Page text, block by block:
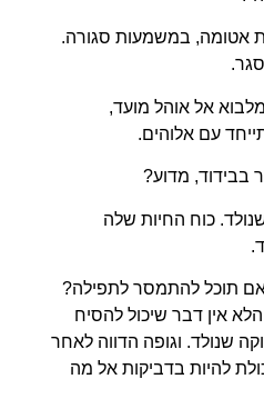
אטומה, במשמעות סגורה.
אל אוהל מועד,
עם אלוהים.
בבידוד, מדוע?
כוח החיות שלה
תוכל להתמסר לתפילה?
אין דבר שיכול להסיח
שנולד. וגופה הדווה לאחר
להיות בדביקות אל מה